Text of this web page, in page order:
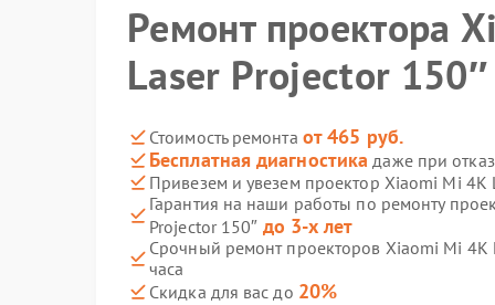
Ремонт проектора
Laser Projector
Стоимость ремонта от 465 руб.
Бесплатная диагностика даже при
Привезем и увезем проектор Xiaomi Mi 4K
Гарантия на наши работы по ремонту
Projector 150″ до 3-х лет
Срочный ремонт проекторов Xiaomi Mi 4K
часа
Скидка для вас до 20%